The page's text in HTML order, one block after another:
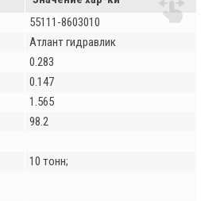
55111-8603010
Атлант гидравлик
0.283
0.147
1.565
98.2
10 тонн;